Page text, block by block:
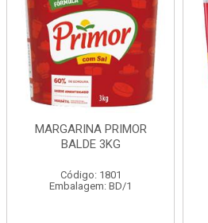
MARGARINA PRIMOR
CAIXA 12X500G
Código: 1797
Embalagem: CX/1